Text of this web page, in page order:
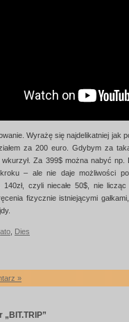
Wyrażę się najdelikatniej jak
za 200 euro. Gdybym za
Za 399$ można nabyć
– ale nie daje możliwości
140zł, czyli niecałe 50$, nie
fizycznie istniejącymi
Dies
»
„BIT.TRIP”